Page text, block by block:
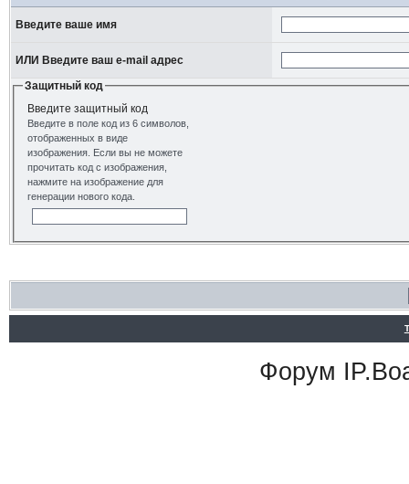
Введите ваше имя
ИЛИ Введите ваш e-mail адрес
Защитный код
Введите защитный код
Введите в поле код из 6 символов,
отображенных в виде
изображения. Если вы не можете
прочитать код с изображения,
нажмите на изображение для
генерации нового кода.
Форум